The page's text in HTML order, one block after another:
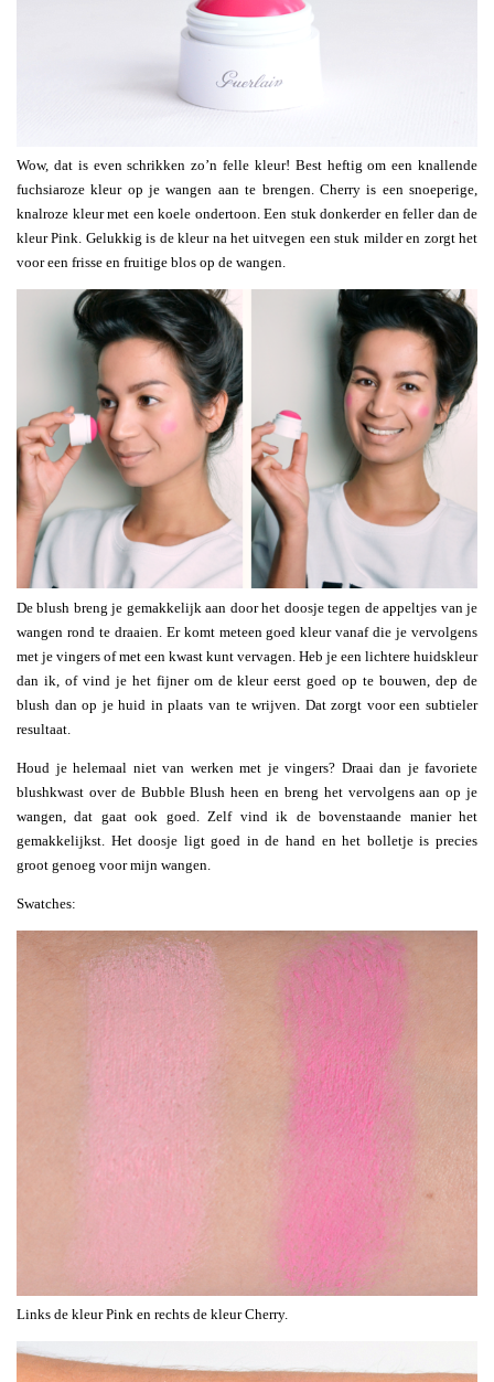
Wow, dat is even schrikken zo’n felle kleur! Best heftig om een knallende
fuchsiaroze kleur op je wangen aan te brengen. Cherry is een snoeperige,
knalroze kleur met een koele ondertoon. Een stuk donkerder en feller dan de
kleur Pink. Gelukkig is de kleur na het uitvegen een stuk milder en zorgt het
voor een frisse en fruitige blos op de wangen.
De blush breng je gemakkelijk aan door het doosje tegen de appeltjes van je
wangen rond te draaien. Er komt meteen goed kleur vanaf die je vervolgens
met je vingers of met een kwast kunt vervagen. Heb je een lichtere huidskleur
dan ik, of vind je het fijner om de kleur eerst goed op te bouwen, dep de
blush dan op je huid in plaats van te wrijven. Dat zorgt voor een subtieler
resultaat.
Houd je helemaal niet van werken met je vingers? Draai dan je favoriete
blushkwast over de Bubble Blush heen en breng het vervolgens aan op je
wangen, dat gaat ook goed. Zelf vind ik de bovenstaande manier het
gemakkelijkst. Het doosje ligt goed in de hand en het bolletje is precies
groot genoeg voor mijn wangen.
Swatches:
Links de kleur Pink en rechts de kleur Cherry.